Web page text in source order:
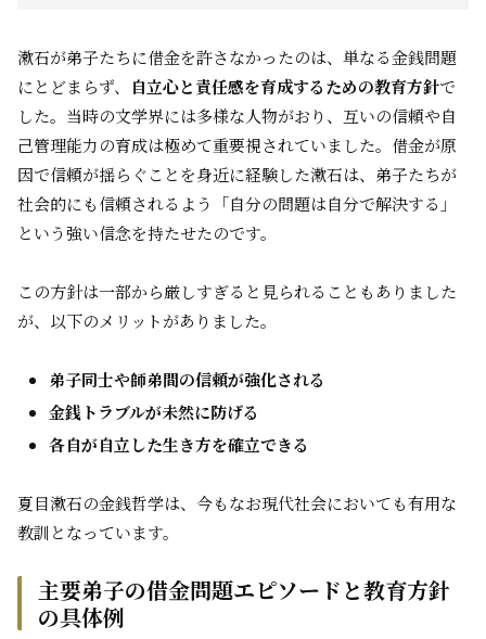
漱石が弟子たちに借金を許さなかったのは、単なる金銭問題
にとどまらず、
自立心と責任感を育成するための教育方針で
した。当時の文学界には多様な人物がおり、互いの信頼や自
己管理能力の育成は極めて重要視されていました。借金が原
因で信頼が揺らぐことを身近に経験した漱石は、弟子たちが
社会的にも信頼されるよう「自分の問題は自分で解決する」
という強い信念を持たせたのです。
この方針は一部から厳しすぎると見られることもありました
が、以下のメリットがありました。
弟子同士や師弟間の信頼が強化される
金銭トラブルが未然に防げる
各自が自立した生き方を確立できる
夏目漱石の金銭哲学は、今もなお現代社会においても有用な
教訓となっています。
主要弟子の借金問題エピソードと教育方針
の具体例